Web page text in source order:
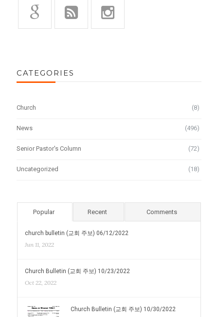
CATEGORIES
Church (8)
News (496)
Senior Pastor's Column (72)
Uncategorized (18)
Popular Recent Comments
church bulletin (교회 주보) 06/12/2022
Jun 11, 2022
Church Bulletin (교회 주보) 10/23/2022
Oct 22, 2022
Church Bulletin (교회 주보) 10/30/2022